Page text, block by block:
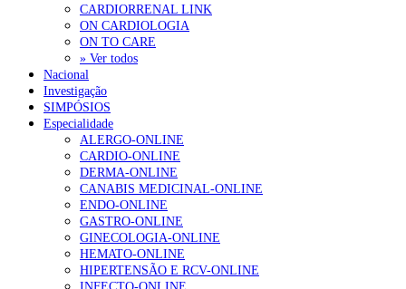
Sindicato diz que nova carreira de médicos dentistas reforça
estabilidade no SNS
NOTÍCIAS MAIS LIDAS
Enfermagem Forense. “Da urgência ao tribunal, cada
gesto conta e cada profissional faz a diferença”
202 visualizações
Alguns milhares de utentes podem ficar sem médico de
família com nova regras do registo, alerta associação
175 visualizações
CARDIORRENAL LINK
ON CARDIOLOGIA
ON TO CARE
» Ver todos
Nacional
Investigação
SIMPÓSIOS
Especialidade
ALERGO-ONLINE
CARDIO-ONLINE
DERMA-ONLINE
CANABIS MEDICINAL-ONLINE
ENDO-ONLINE
GASTRO-ONLINE
GINECOLOGIA-ONLINE
HEMATO-ONLINE
HIPERTENSÃO E RCV-ONLINE